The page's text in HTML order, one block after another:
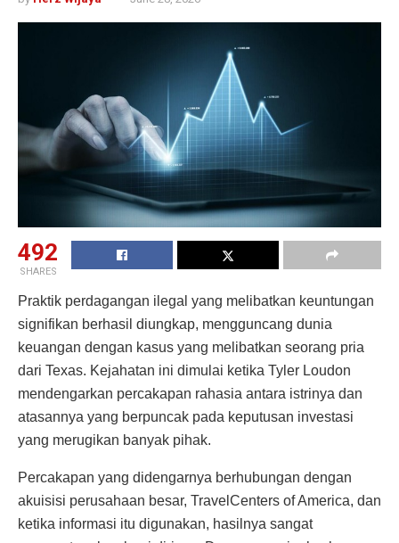
492
SHARES
Praktik perdagangan ilegal yang melibatkan keuntungan
signifikan berhasil diungkap, mengguncang dunia
keuangan dengan kasus yang melibatkan seorang pria
dari Texas. Kejahatan ini dimulai ketika Tyler Loudon
mendengarkan percakapan rahasia antara istrinya dan
atasannya yang berpuncak pada keputusan investasi
yang merugikan banyak pihak.
Percakapan yang didengarnya berhubungan dengan
akuisisi perusahaan besar, TravelCenters of America, dan
ketika informasi itu digunakan, hasilnya sangat